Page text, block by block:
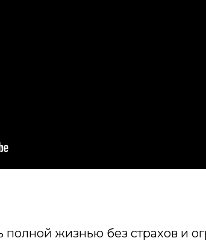
жизнью без страхов и